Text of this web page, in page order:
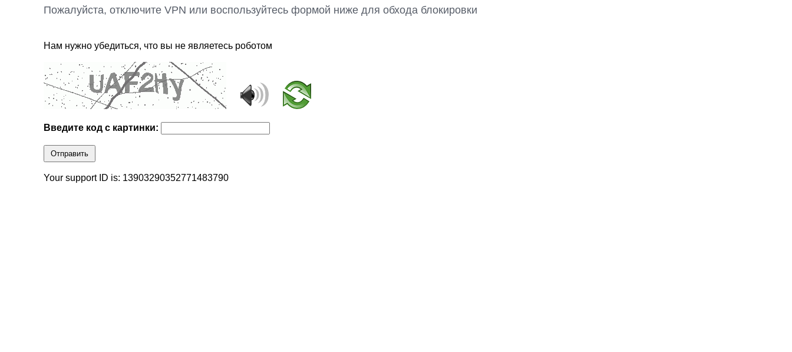
Пожалуйста, отключите VPN или воспользуйтесь формой ниже для обхода блокировки
Нам нужно убедиться, что вы не являетесь роботом
Введите код с картинки:
Отправить
Your support ID is: 13903290352771483790